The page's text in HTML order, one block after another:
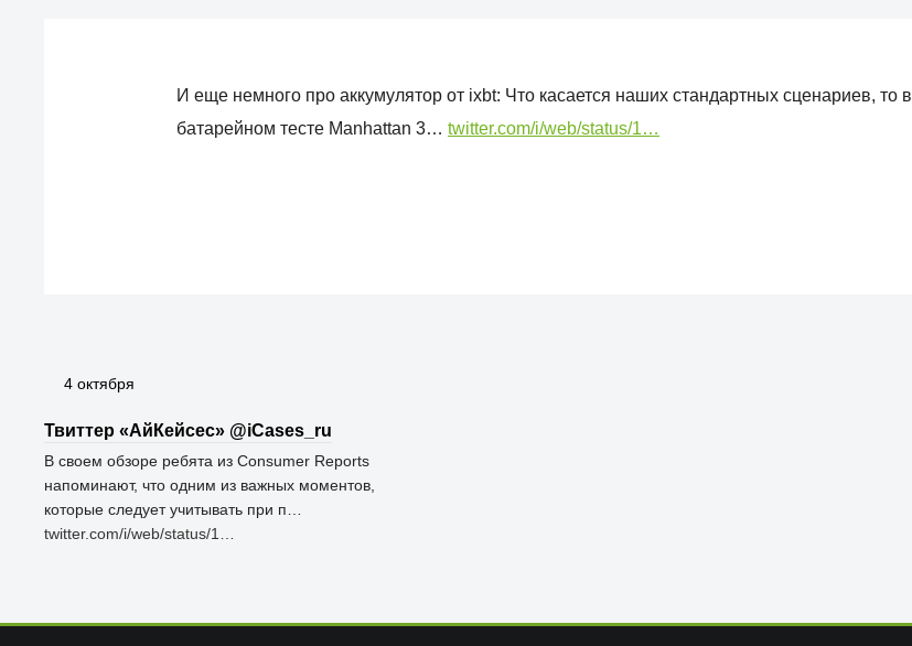
И еще немного про аккумулятор от ixbt: Что касается наших стандартных сценариев, то в
батарейном тесте Manhattan 3… twitter.com/i/web/status/1…
4 октября
Твиттер «АйКейсес» ‏@iCases_ru
В своем обзоре ребята из Consumer Reports
напоминают, что одним из важных моментов,
которые следует учитывать при п…
twitter.com/i/web/status/1…